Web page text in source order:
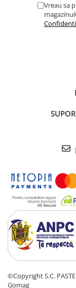
Vreau sa
©Copyright S.C.
Gomag